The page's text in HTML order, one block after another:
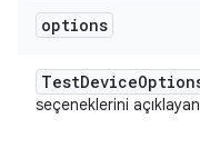
options
TestDevice
seçeneklerini